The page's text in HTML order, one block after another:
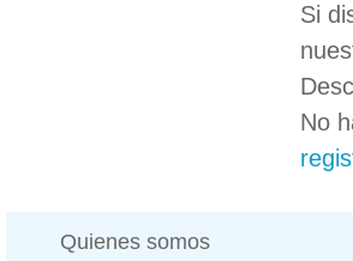
Si
No
Quienes somos